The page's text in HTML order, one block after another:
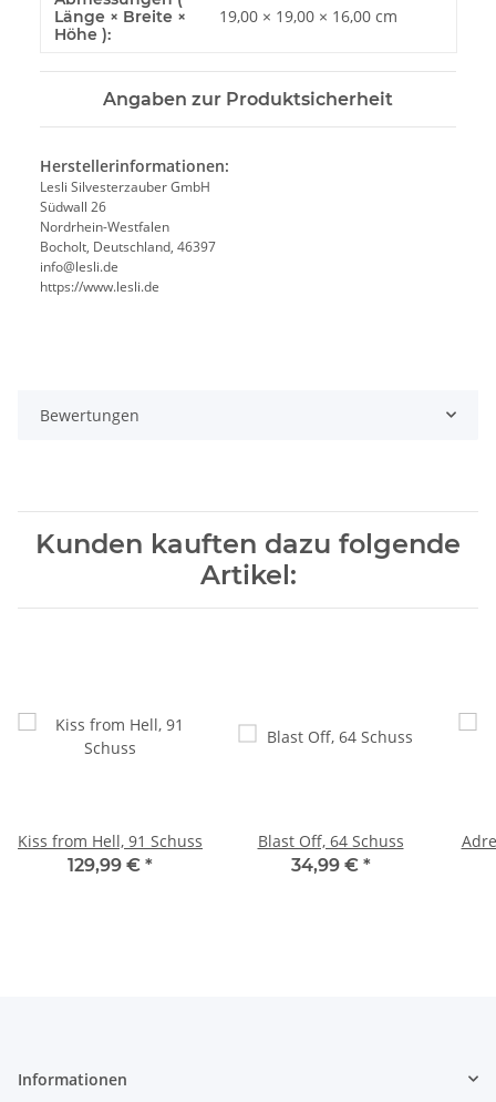
Länge × Breite ×
Höhe ):
19,00 × 19,00 × 16,00 cm
Angaben zur Produktsicherheit
Herstellerinformationen:
Lesli Silvesterzauber GmbH
Südwall 26
Nordrhein-Westfalen
Bocholt, Deutschland, 46397
info@lesli.de
https://www.lesli.de
Bewertungen
Kunden kauften dazu folgende
Artikel:
Kiss from Hell, 91 Schuss
129,99 € *
Blast Off, 64 Schuss
34,99 € *
Informationen